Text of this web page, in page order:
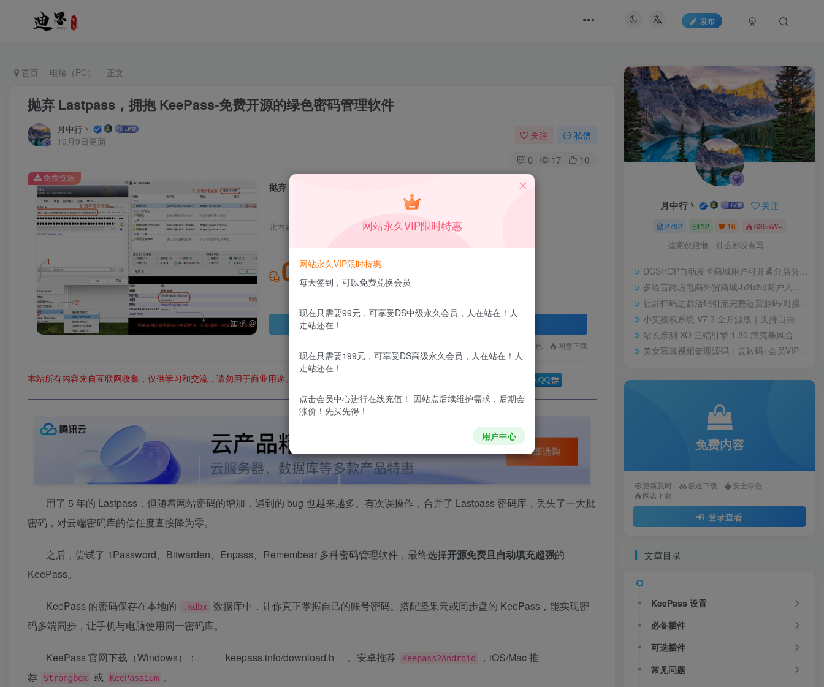
发布
首页 电脑（PC） 正文
抛弃 Lastpass，拥抱 KeePass-免费开源的绿色密码管理软件
月中行丶
10月9日更新
关注 私信
0 17 10
抛弃 Lastpass，拥抱 KeePass-免费开源的绿色密码管理软件
此内容为免费资源，请登录后查看
0 积分
安全绿色 网盘下载
免费资源
本站所有内容来自互联网收集，仅供学习和交流，请勿用于商业用途。如有侵权、不妥之处，请第一时间联系我们删除！
用了 5 年的 Lastpass，但随着网站密码的增加，遇到的 bug 也越来越多。有次误操作，合并了 Lastpass 密码库，丢失了一大批
密码，对云端密码库的信任度直接降为零。
之后，尝试了 1Password、Bitwarden、Enpass、Remembear 多种密码管理软件，最终选择开源免费且自动填充超强的
KeePass。
KeePass 的密码保存在本地的 .kdbx
数据库中，让你真正掌握自己的账号密码。搭配坚果云或同步盘的 KeePass，能实现密
码多端同步，让手机与电脑使用同一密码库。
KeePass 官网下载（Windows）： keepass.info/download.h 。安卓推荐 Keepass2Android
，iOS/Mac 推
荐
Strongbox 或 KeePassium 。
月中行丶 关注
2792 12 16 6355W+
这家伙很懒，什么都没有写...
DCSHOP自动发卡商城用户可开通分店分销，支持实物发货，自带博客功能
多语言跨境电商外贸商城-b2b2c|商户入驻|随机物流|信用分|平台代发
社群扫码进群活码引流完整运营源码/对接免签约支付接口/推广正常绑定下级
小笑授权系统 V7.3 全开源版｜支持自由二次开发
站长亲测 XO 三端引擎 1.80 武夷暴风合击复古传奇手游服务端 魔神领域盘古圣地降魔天堂
美女写真视频管理源码：云转码+会员VIP系统，一键采集+代理系统全支持
免费内容
更新及时 极速下载
安全绿色
网盘下载
登录查看
文章目录
KeePass 设置
必备插件
可选插件
常见问题
网站永久VIP限时特惠
网站永久VIP限时特惠
每天签到，可以免费兑换会员
现在只需要99元，可享受DS中级永久会员，人在站在！人
走站还在！
现在只需要199元，可享受DS高级永久会员，人在站在！人
走站还在！
点击会员中心进行在线充值！ 因站点后续维护需求，后期会
涨价！先买先得！
用户中心